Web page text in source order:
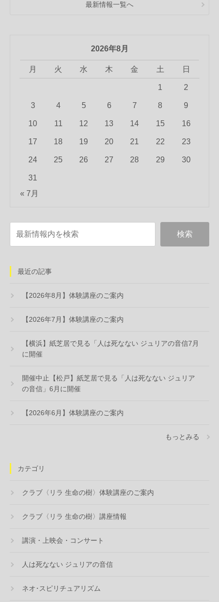
最新情報一覧へ
2026年8月
月 火 水 木 金 土 日
1 2
3 4 5 6 7 8 9
10 11 12 13 14 15 16
17 18 19 20 21 22 23
24 25 26 27 28 29 30
31
« 7月
最近の記事
【2026年8月】体験講座のご案内
【2026年7月】体験講座のご案内
【横浜】紙芝居で見る「人は死なない ジュリアの音信7月
に開催
開催中止【松戸】紙芝居で見る「人は死なない ジュリア
の音信」6月に開催
【2026年6月】体験講座のご案内
もっとみる
カテゴリ
クラブ〈リラ 生命の樹〉体験講座のご案内
クラブ〈リラ 生命の樹〉講座情報
講演・上映会・コンサート
人は死なない ジュリアの音信
ネオ･スピリチュアリズム